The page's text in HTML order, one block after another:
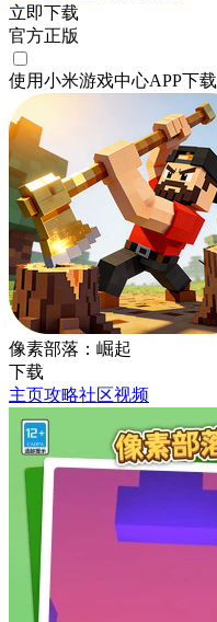
立即下载
官方正版
使用小米游戏中心APP下载
像素部落：崛起
下载
主页攻略社区视频